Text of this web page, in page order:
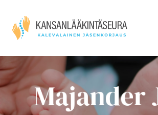
Majander